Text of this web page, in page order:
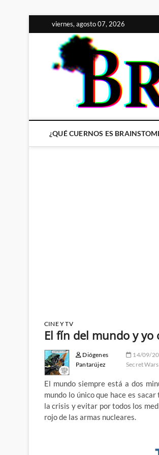
al
contenido
viernes, agosto 07, 2026
¿QUÉ CUERNOS ES
CINE Y TV
El fín del mundo y yo
Diógenes
Pantarújez
14/09/
Secret Wars
El mundo siempre está a dos
mundo lo único que hace es
la crisis y evitar por todos los
rojo de las armas nucleares.